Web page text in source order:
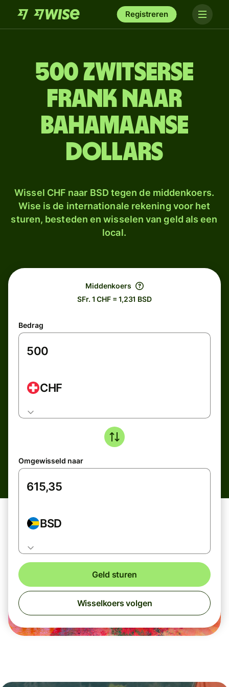
Registreren
500 Zwitserse
frank naar
Bahamaanse
dollars
Wissel CHF naar BSD tegen de middenkoers.
Wise is de internationale rekening voor het
sturen, besteden en wisselen van geld als een
local.
Middenkoers
SFr. 1 CHF = 1,231 BSD
Bedrag
CHF
Omgewisseld naar
BSD
Geld sturen
Wisselkoers volgen